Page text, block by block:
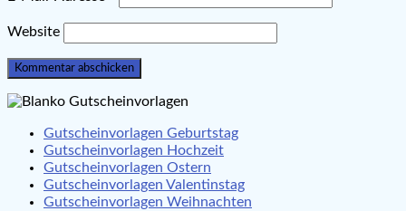
Website
Gutscheinvorlagen Geburtstag
Gutscheinvorlagen Hochzeit
Gutscheinvorlagen Ostern
Gutscheinvorlagen Valentinstag
Gutscheinvorlagen Weihnachten